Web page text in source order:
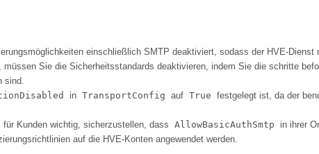
einschließlich SMTP deaktiviert, sodass der HVE-Dienst
Sie die Sicherheitsstandards deaktivieren, indem Sie die schritte
sind.
in TransportConfig auf True festgelegt ist, da der
Kunden wichtig, sicherzustellen, dass AllowBasicAuthSmtp
in ihrer
auf die HVE-Konten angewendet werden.